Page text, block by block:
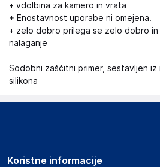
+ vdolbina za kamero in vrata
+ Enostavnost uporabe ni omejena!
+ zelo dobro prilega se zelo dobro in
nalaganje
Sodobni zaščitni primer, sestavljen
silikona
Koristne informacije